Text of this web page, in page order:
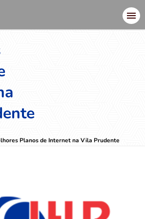
Planos de Internet na Vila Prudente